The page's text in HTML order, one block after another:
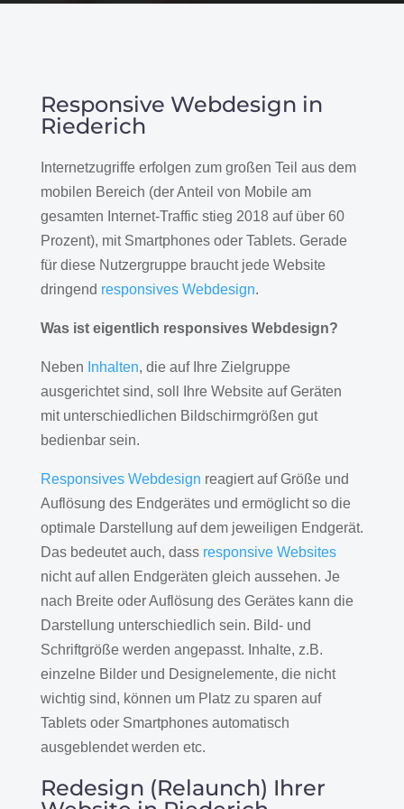
Responsive Webdesign in
Riederich
Internetzugriffe erfolgen zum großen Teil aus dem
mobilen Bereich (der Anteil von Mobile am
gesamten Internet-Traffic stieg 2018 auf über 60
Prozent), mit Smartphones oder Tablets. Gerade
für diese Nutzergruppe braucht jede Website
dringend responsives Webdesign.
Was ist eigentlich responsives Webdesign?
Neben Inhalten, die auf Ihre Zielgruppe
ausgerichtet sind, soll Ihre Website auf Geräten
mit unterschiedlichen Bildschirmgrößen gut
bedienbar sein.
Responsives Webdesign reagiert auf Größe und
Auflösung des Endgerätes und ermöglicht so die
optimale Darstellung auf dem jeweiligen Endgerät.
Das bedeutet auch, dass responsive Websites
nicht auf allen Endgeräten gleich aussehen. Je
nach Breite oder Auflösung des Gerätes kann die
Darstellung unterschiedlich sein. Bild- und
Schriftgröße werden angepasst. Inhalte, z.B.
einzelne Bilder und Designelemente, die nicht
wichtig sind, können um Platz zu sparen auf
Tablets oder Smartphones automatisch
ausgeblendet werden etc.
Redesign (Relaunch) Ihrer